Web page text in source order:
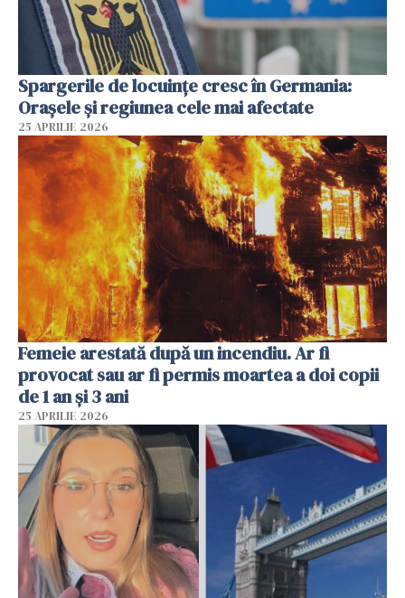
Spargerile de locuințe cresc în Germania:
Orașele și regiunea cele mai afectate
25 APRILIE 2026
Femeie arestată după un incendiu. Ar fi
provocat sau ar fi permis moartea a doi copii
de 1 an și 3 ani
25 APRILIE 2026